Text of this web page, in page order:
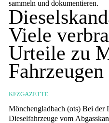
sammeln und dokumentieren.
Viele
Urteile zu
Fahrzeugen
KFZGAZETTE
Mönchengladbach (ots) Bei der
Dieselfahrzeuge vom